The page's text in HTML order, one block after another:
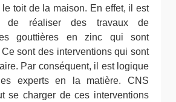
toit de la maison. En effet, il est
de réaliser des travaux de
gouttières en zinc qui sont
sont des interventions qui sont
Par conséquent, il est logique
experts en la matière. CNS
se charger de ces interventions